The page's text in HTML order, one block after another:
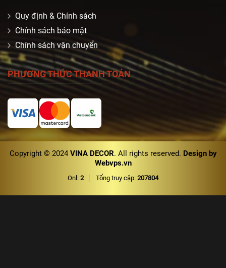
Quy định & Chính sách
Chính sách bảo mật
Chính sách vận chuyển
PHƯƠNG THỨC THANH TOÁN
Copyright © 2024 VINA DECOR. All rights reserved. Design by
Webvps.vn
Onl: 2 Tổng truy cập: 207804